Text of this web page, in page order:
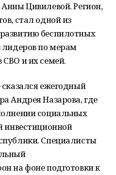
Цивилевой. Регион,
стал одной из
беспилотных
лидеров по мерам
и их семей.
ежегодный
Андрея Назарова, где
социальных
инвестиционной
Специалисты
на фоне подготовки к